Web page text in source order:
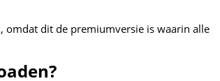
omdat dit de premiumversie is waarin alle